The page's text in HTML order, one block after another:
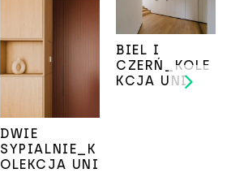
DWIE
SYPIALNIE_K
OLEKCJA UNI
BIEL I
CZERŃ_KOLE
KCJA UNI